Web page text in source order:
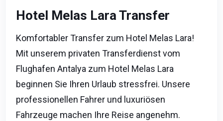
Hotel Melas Lara Transfer
Komfortabler Transfer zum Hotel Melas Lara!
Mit unserem privaten Transferdienst vom
Flughafen Antalya zum Hotel Melas Lara
beginnen Sie Ihren Urlaub stressfrei. Unsere
professionellen Fahrer und luxuriösen
Fahrzeuge machen Ihre Reise angenehm.